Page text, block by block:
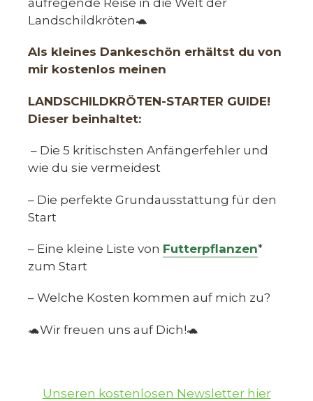
aufregende Reise in die Welt der
Landschildkröten🐢
Als kleines Dankeschön erhältst du von
mir kostenlos meinen
LANDSCHILDKRÖTEN-STARTER GUIDE!
Dieser beinhaltet:
– Die 5 kritischsten Anfängerfehler und
wie du sie vermeidest
– Die perfekte Grundausstattung für den
Start
– Eine kleine Liste von Futterpflanzen*
zum Start
– Welche Kosten kommen auf mich zu?
🐢Wir freuen uns auf Dich!🐢
Unseren kostenlosen Newsletter hier